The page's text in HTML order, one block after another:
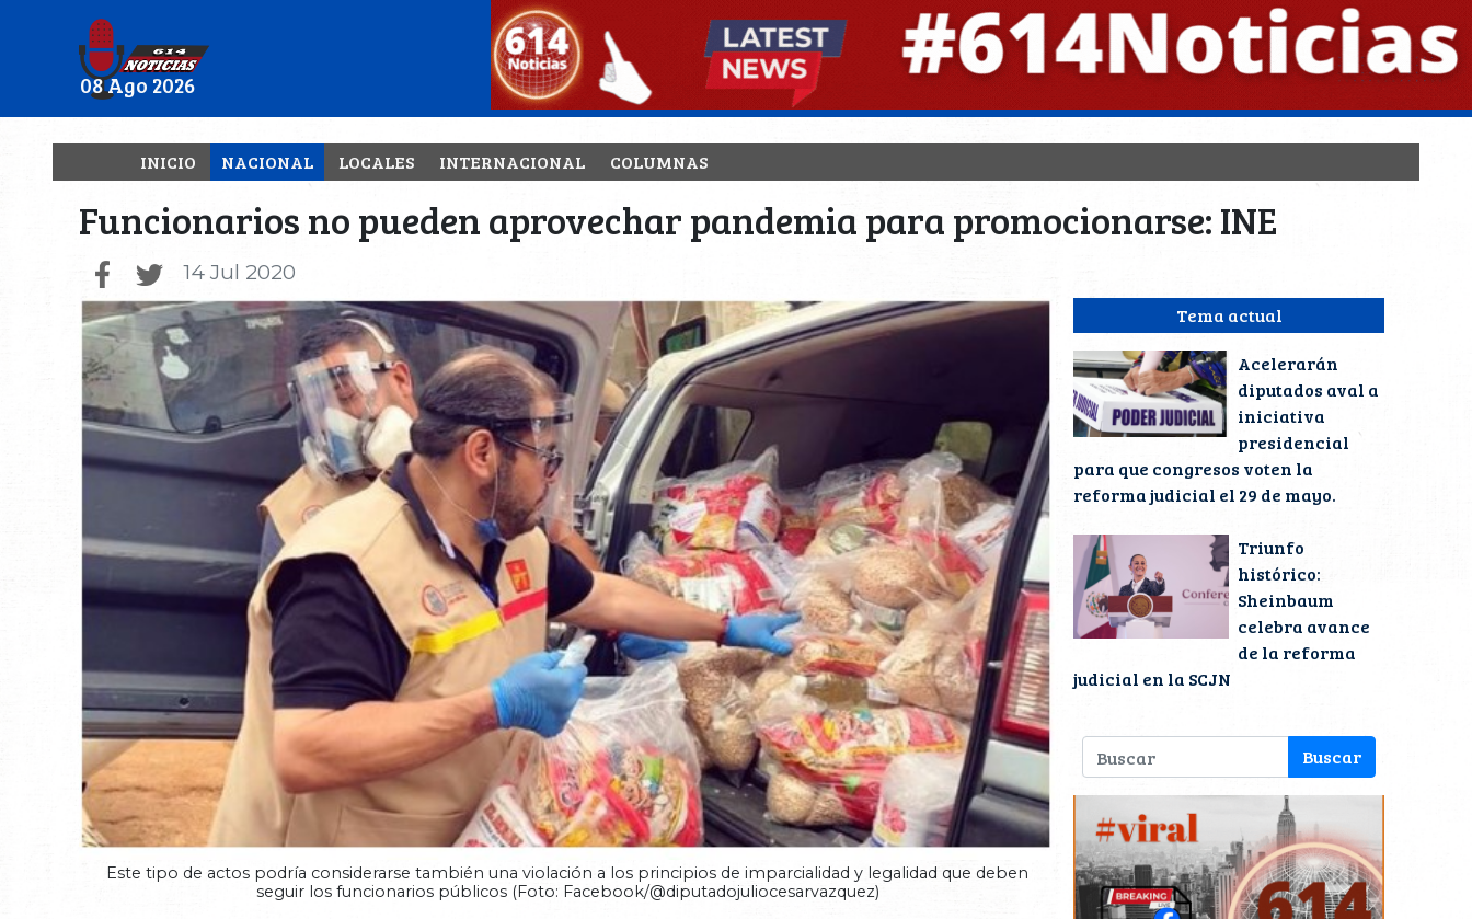
08 Ago 2026
INICIO NACIONAL LOCALES INTERNACIONAL COLUMNAS
Funcionarios no pueden aprovechar pandemia para promocionarse: INE
14 Jul 2020
Este tipo de actos podría considerarse también una violación a los principios de imparcialidad y legalidad que deben
seguir los funcionarios públicos (Foto: Facebook/@diputadojuliocesarvazquez)
Tema actual
Acelerarán
diputados aval a
iniciativa
presidencial
para que congresos voten la
reforma judicial el 29 de mayo.
Triunfo
histórico:
Sheinbaum
celebra avance
de la reforma
judicial en la SCJN